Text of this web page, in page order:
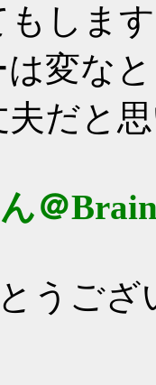
しま
は変な
だと
＠
うござ